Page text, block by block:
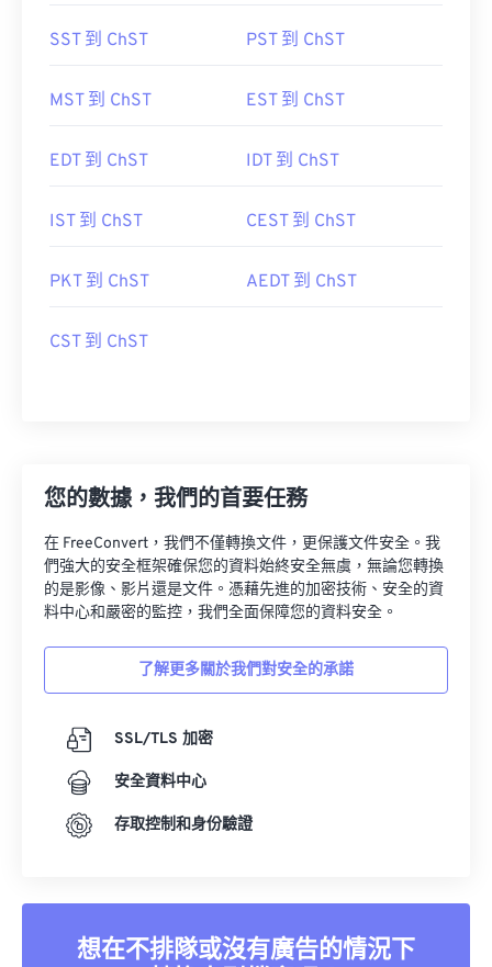
SST 到 ChST PST 到 ChST
MST 到 ChST EST 到 ChST
EDT 到 ChST IDT 到 ChST
IST 到 ChST CEST 到 ChST
PKT 到 ChST AEDT 到 ChST
CST 到 ChST
您的數據，我們的首要任務
在 FreeConvert，我們不僅轉換文件，更保護文件安全。我
們強大的安全框架確保您的資料始終安全無虞，無論您轉換
的是影像、影片還是文件。憑藉先進的加密技術、安全的資
料中心和嚴密的監控，我們全面保障您的資料安全。
了解更多關於我們對安全的承諾
SSL/TLS 加密
安全資料中心
存取控制和身份驗證
想在不排隊或沒有廣告的情況下